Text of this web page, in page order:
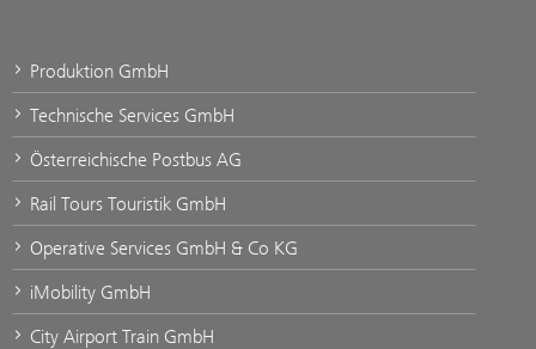
Produktion GmbH
Technische Services GmbH
Österreichische Postbus AG
Rail Tours Touristik GmbH
Operative Services GmbH & Co KG
iMobility GmbH
City Airport Train GmbH